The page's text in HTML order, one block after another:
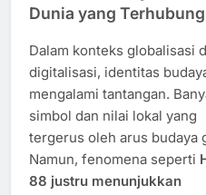
Dunia yang Terhubung
Dalam konteks globalisasi
digitalisasi, identitas
mengalami tantangan.
simbol dan nilai lokal yang
tergerus oleh arus budaya
Namun, fenomena seperti
88 justru menunjukkan